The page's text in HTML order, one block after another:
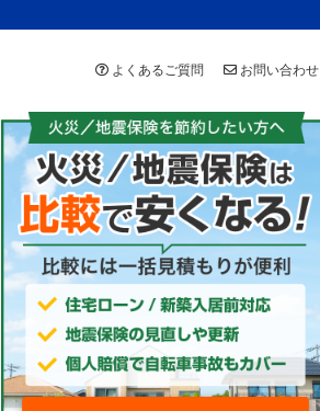
よくあるご質問 お問い合わせ